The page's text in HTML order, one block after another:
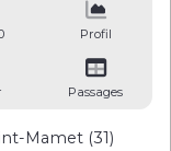
Profil
Passages
Mamet (31)